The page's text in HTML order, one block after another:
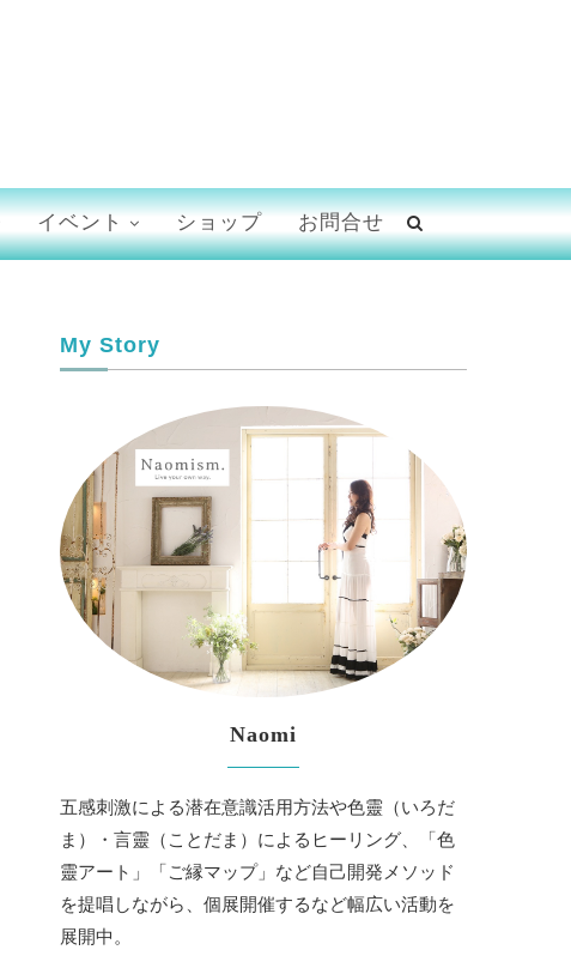
イベント ショップ お問合せ
My Story
Naomi
五感刺激による潜在意識活用方法や色靈（いろだ
ま）・言靈（ことだま）によるヒーリング、「色
靈アート」「ご縁マップ」など自己開発メソッド
を提唱しながら、個展開催するなど幅広い活動を
展開中。